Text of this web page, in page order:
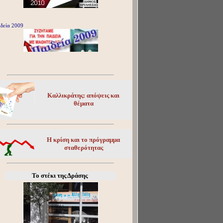
2009
Καλλικράτης: απόψεις και
θέματα
Η κρίση και το πρόγραμμα
σταθερότητας
Το στέκι της Δράσης